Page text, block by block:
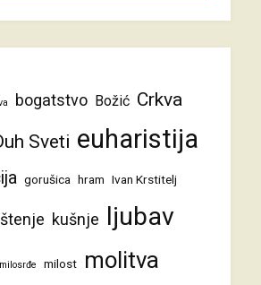
bogatstvo Božić Crkva
Sveti euharistija
gorušica hram Ivan Krstitelj
kušnje ljubav
milosrđe milost molitva